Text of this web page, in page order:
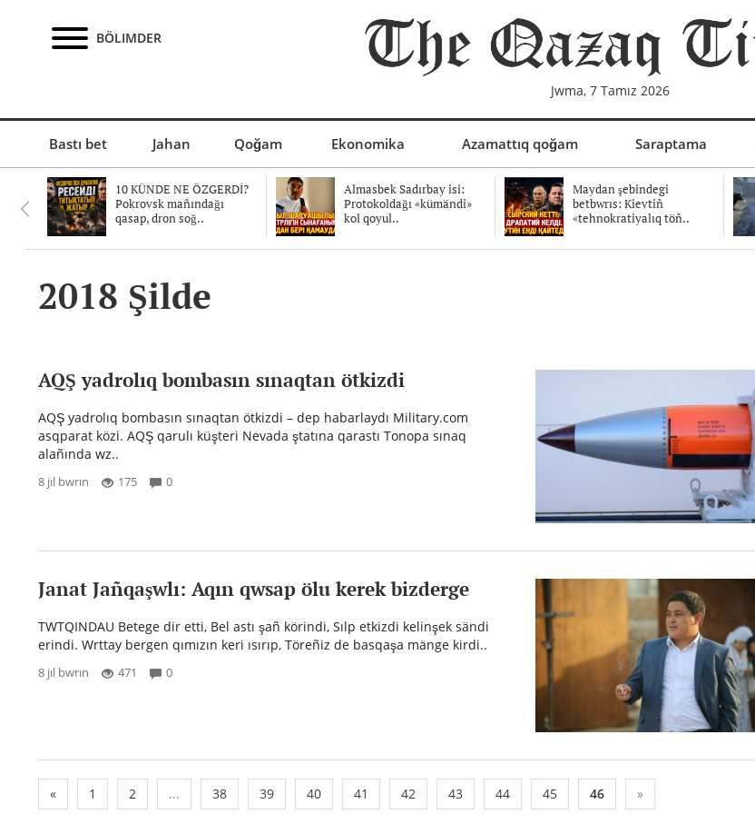
BÖLIMDER
Jwma, 7 Tamız 2026
Bastı bet Jahan Qoğam Ekonomika Azamattıq qoğam Saraptama
10 KÜNDE NE ÖZGERDİ?
Pokrovsk mañındağı
qasap, dron soğ..
Almasbek Sadırbay isi:
Protokoldağı «kümändi»
kol qoyul..
Maydan şebindegi
betbwrıs: Kievtiñ
«tehnokratiyalıq töñ..
2018 Şilde
AQŞ yadrolıq bombasın sınaqtan ötkizdi
AQŞ yadrolıq bombasın sınaqtan ötkizdi – dep habarlaydı Military.com
asqparat közi. AQŞ qarulı küşteri Nevada ştatına qarastı Tonopa sınaq
alañında wz..
8 jıl bwrın 175 0
Janat Jañqaşwlı: Aqın qwsap ölu kerek bizderge
TWTQINDAU Betege dir etti, Bel astı şañ körindi, Sılp etkizdi kelinşek sändi
erindi. Wrttay bergen qımızın keri ısırıp, Töreñiz de basqaşa mänge kirdi..
8 jıl bwrın 471 0
« 1 2 ... 38 39 40 41 42 43 44 45 46 »